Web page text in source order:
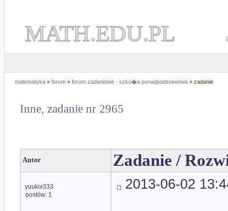
MATH.EDU.PL
matematyka » forum » forum zadaniowe - szko�a ponadpodstawowa » zadanie
Inne, zadanie nr 2965
Autor Zadanie /
yuukix333
postów: 1
2013-06-02